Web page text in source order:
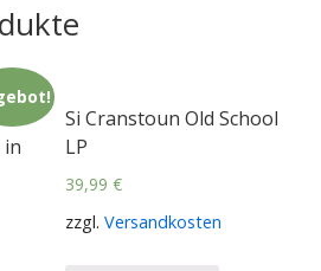
in
Si Cranstoun Old School
LP
39,99 €
zzgl. Versandkosten